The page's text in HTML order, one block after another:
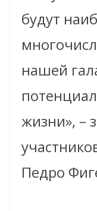
будут
нашей
жизни», –
Педро